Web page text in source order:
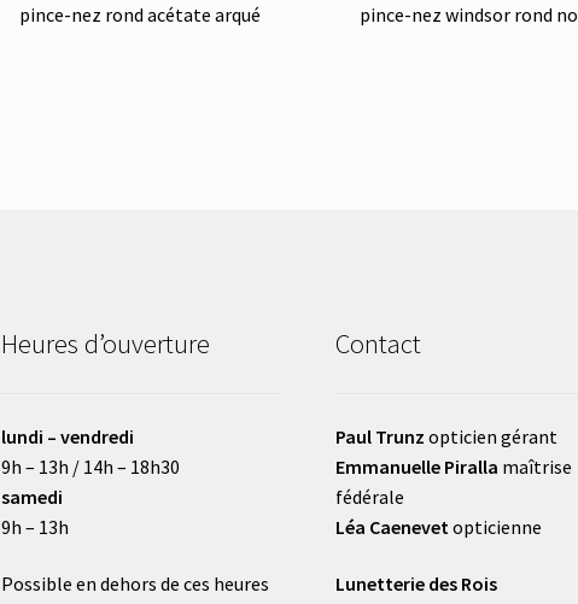
pince-nez rond acétate arqué pince-nez windsor rond
Heures d’ouverture
lundi – vendredi
9h – 13h / 14h – 18h30
samedi
9h – 13h
Possible en dehors de ces heures
Contact
Paul Trunz opticien gérant
Emmanuelle Piralla maîtrise
fédérale
Léa Caenevet opticienne
Lunetterie des Rois